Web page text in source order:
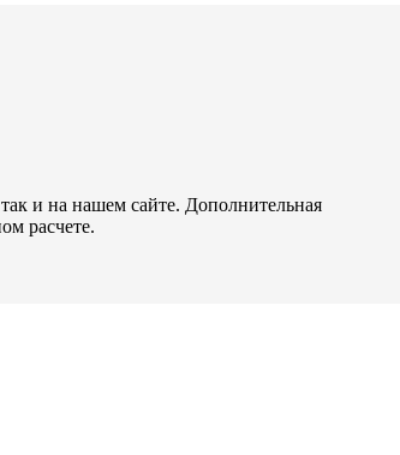
и на нашем сайте. Дополнительная
расчете.